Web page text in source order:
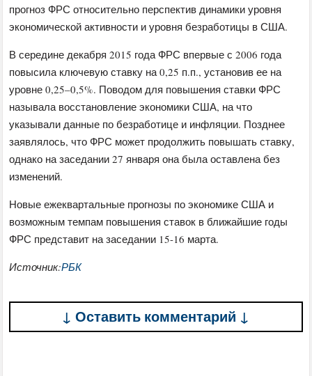
прогноз ФРС относительно перспектив динамики уровня
экономической активности и уровня безработицы в США.​
В середине декабря 2015 года ФРС впервые с 2006 года
повысила ключевую ставку на 0,25 п.п., установив ее на
уровне 0,25–0,5%. Поводом для повышения ставки ФРС
называла восстановление экономики США, на что
указывали данные по безработице и инфляции. Позднее
заявлялось, что ФРС может продолжить повышать ставку,
однако на заседании 27 января она была оставлена без
изменений.
Новые ежеквартальные прогнозы по экономике США и
возможным темпам повышения ставок в ближайшие годы
ФРС представит на заседании 15-16 марта.
Источник:РБК
↓ Оставить комментарий ↓